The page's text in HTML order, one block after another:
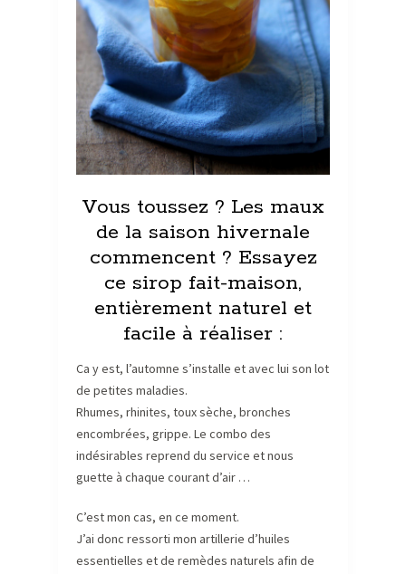
Vous toussez ? Les maux
de la saison hivernale
commencent ? Essayez
ce sirop fait-maison,
entièrement naturel et
facile à réaliser :
Ca y est, l’automne s’installe et avec lui son lot
de petites maladies.
Rhumes, rhinites, toux sèche, bronches
encombrées, grippe. Le combo des
indésirables reprend du service et nous
guette à chaque courant d’air …
C’est mon cas, en ce moment.
J’ai donc ressorti mon artillerie d’huiles
essentielles et de remèdes naturels afin de